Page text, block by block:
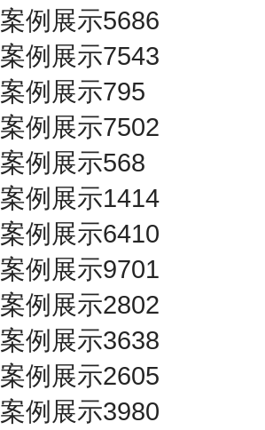
案例展示5686
案例展示7543
案例展示795
案例展示7502
案例展示568
案例展示1414
案例展示6410
案例展示9701
案例展示2802
案例展示3638
案例展示2605
案例展示3980